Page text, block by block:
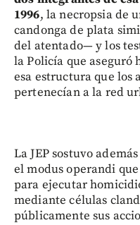
1996, la necropsia de
candonga de plata
del atentado— y los
la Policía que
esa estructura que los
pertenecían a la red
La JEP sostuvo
el modus operandi
para ejecutar
mediante células
públicamente sus